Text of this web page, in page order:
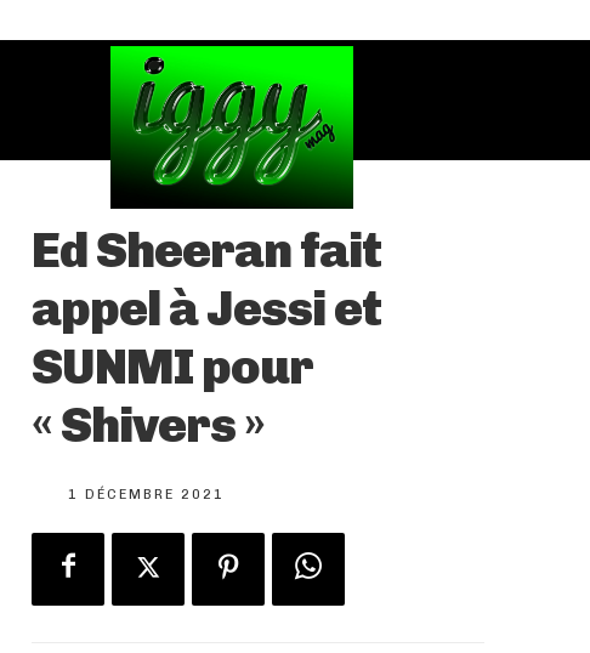
Ed Sheeran fait
appel à Jessi et
SUNMI pour
« Shivers »
1 DÉCEMBRE 2021